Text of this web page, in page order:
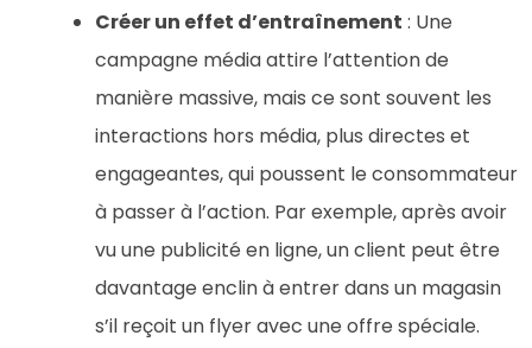
Créer un effet d’entraînement : Une
campagne média attire l’attention de
manière massive, mais ce sont souvent les
interactions hors média, plus directes et
engageantes, qui poussent le consommateur
à passer à l’action. Par exemple, après avoir
vu une publicité en ligne, un client peut être
davantage enclin à entrer dans un magasin
s’il reçoit un flyer avec une offre spéciale.